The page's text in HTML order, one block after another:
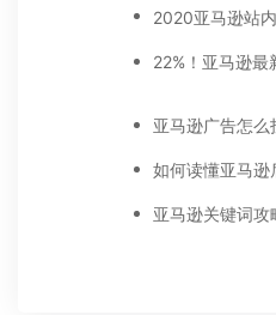
亚马逊关键词攻